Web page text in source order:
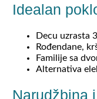
Idealan
Decu uzrasta
Rođendane,
Familije sa
Alternativa
Narudžbina